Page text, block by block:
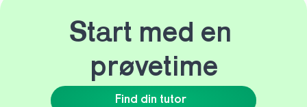
Find din tutor
Start med en
prøvetime